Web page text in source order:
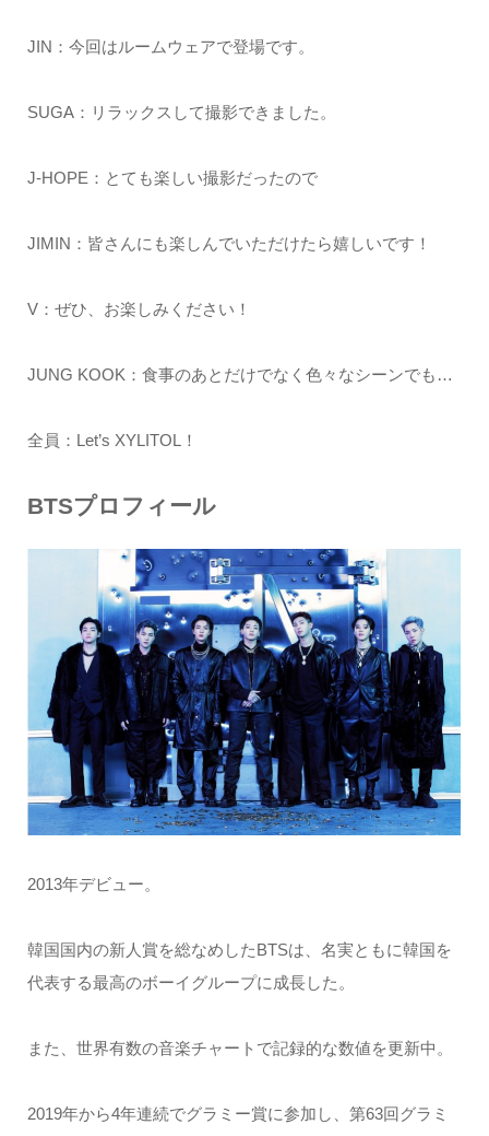
JIN：今回はルームウェアで登場です。
SUGA：リラックスして撮影できました。
J-HOPE：とても楽しい撮影だったので
JIMIN：皆さんにも楽しんでいただけたら嬉しいです！
V：ぜひ、お楽しみください！
JUNG KOOK：食事のあとだけでなく色々なシーンでも…
全員：Let’s XYLITOL！
BTSプロフィール
2013年デビュー。
韓国国内の新人賞を総なめしたBTSは、名実ともに韓国を
代表する最高のボーイグループに成長した。
また、世界有数の音楽チャートで記録的な数値を更新中。
2019年から4年連続でグラミー賞に参加し、第63回グラミ